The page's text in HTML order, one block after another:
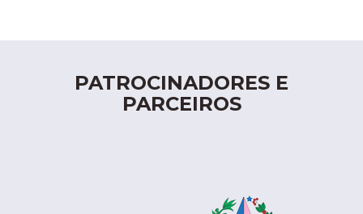
PATROCINADORES E
PARCEIROS